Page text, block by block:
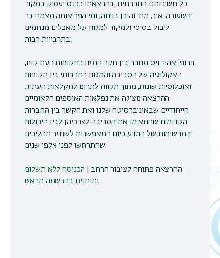
כל חשיבותם החברתית. בהרצאתו בכנס יעסוק במקור
השעורה, איך, מתי והיכן בויתה, ומי הפך אותה מצמח בר
ליבול בסיסי ולמקור למגוון של מאכלים מנחמים
בתרבויות רבות.
פרופ' אהוד ויס מחבר בין חקר המזון בתקופות העתיקות,
האקולוגיה של הסביבה והמגוון התרבותי בין תקופות
ואוכלוסיות שונות, מתוך תקווה לתרום לחקלאות העתיד.
ההרצאה מציגה את נפלאות האוספים הלאומיים
הייחודיים שבאוניברסיטה שלנו ואת הקשר בין החברות
הקדומות שהתאימו את הסביבה לצרכיהן לבין היכולות
המרשימות של המדע כיום המאפשרות לשחזר תהליכים
שהתרחשו לפני אלפי שנים.
ההרצאה פתוחה לציבור הרחב | הכניסה ללא תשלום
ומותנית בהרשמה מראש